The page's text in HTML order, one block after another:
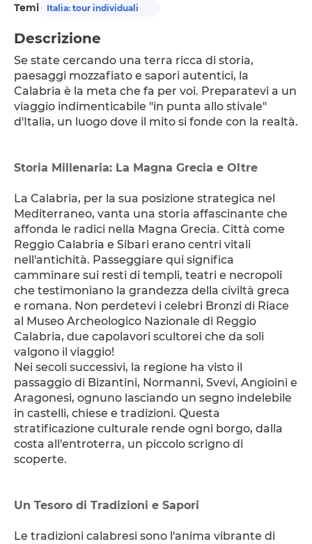
Temi
Italia: tour individuali
Descrizione
Se state cercando una terra ricca di storia,
paesaggi mozzafiato e sapori autentici, la
Calabria è la meta che fa per voi. Preparatevi a un
viaggio indimenticabile "in punta allo stivale"
d'Italia, un luogo dove il mito si fonde con la realtà.
Storia Millenaria: La Magna Grecia e Oltre
La Calabria, per la sua posizione strategica nel
Mediterraneo, vanta una storia affascinante che
affonda le radici nella Magna Grecia. Città come
Reggio Calabria e Sibari erano centri vitali
nell'antichità. Passeggiare qui significa
camminare sui resti di templi, teatri e necropoli
che testimoniano la grandezza della civiltà greca
e romana. Non perdetevi i celebri Bronzi di Riace
al Museo Archeologico Nazionale di Reggio
Calabria, due capolavori scultorei che da soli
valgono il viaggio!
Nei secoli successivi, la regione ha visto il
passaggio di Bizantini, Normanni, Svevi, Angioini e
Aragonesi, ognuno lasciando un segno indelebile
in castelli, chiese e tradizioni. Questa
stratificazione culturale rende ogni borgo, dalla
costa all'entroterra, un piccolo scrigno di
scoperte.
Un Tesoro di Tradizioni e Sapori
Le tradizioni calabresi sono l'anima vibrante di